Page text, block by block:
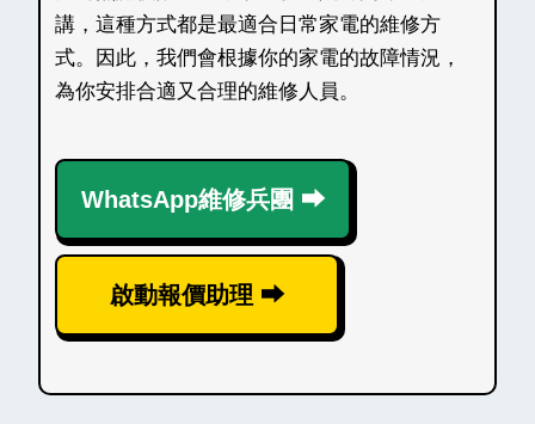
講，這種方式都是最適合日常家電的維修方
式。因此，我們會根據你的家電的故障情況，
為你安排合適又合理的維修人員。
WhatsApp維修兵團 ⮕
啟動報價助理 ⮕